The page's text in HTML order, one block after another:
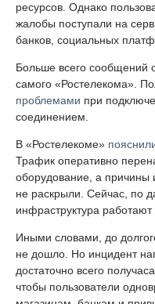
ресурсов. Однако
жалобы поступали на
банков, социальных
Больше всего сообщений
самого «Ростелекома».
проблемами при
соединением.
В «Ростелекоме»
Трафик оперативно
оборудование, а причины
не раскрыли. Сейчас, по
инфраструктура
Иными словами, до
не дошло. Но инцидент
достаточно всего
чтобы пользователи